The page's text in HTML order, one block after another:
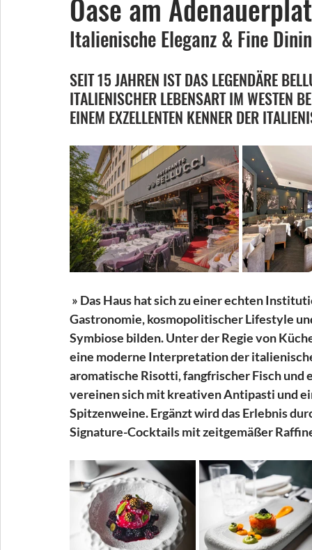
Oase am
Italienische Eleganz & Fine
SEIT 15 JAHREN IST DAS LEGENDÄRE
ITALIENISCHER LEBENSART IM WESTEN
EINEM EXZELLENTEN KENNER DER
» Das Haus hat sich zu einer echten
Gastronomie, kosmopolitischer Lifestyle
Symbiose bilden. Unter der Regie von
eine moderne Interpretation der
aromatische Risotti, fangfrischer Fisch
vereinen sich mit kreativen Antipasti und
Spitzenweine. Ergänzt wird das Erlebnis
Signature-Cocktails mit zeitgemäßer